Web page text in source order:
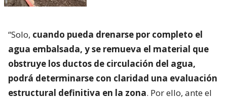
“Solo, cuando pueda drenarse por completo el
agua embalsada, y se remueva el material que
obstruye los ductos de circulación del agua,
podrá determinarse con claridad una evaluación
estructural definitiva en la zona. Por ello, ante el